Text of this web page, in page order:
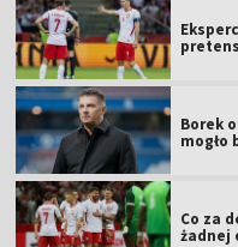
Borek
mogło
Co za
żadnej